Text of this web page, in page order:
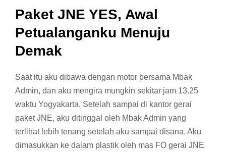
Paket JNE YES, Awal
Petualanganku Menuju
Demak
Saat itu aku dibawa dengan motor bersama Mbak
Admin, dan aku mengira mungkin sekitar jam 13.25
waktu Yogyakarta. Setelah sampai di kantor gerai
paket JNE, aku ditinggal oleh Mbak Admin yang
terlihat lebih tenang setelah aku sampai disana. Aku
dimasukkan ke dalam plastik oleh mas FO gerai JNE